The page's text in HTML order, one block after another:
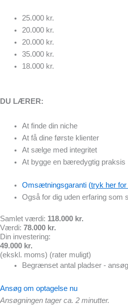
25.000 kr.
20.000 kr.
20.000 kr.
35.000 kr.
18.000 kr.
DU LÆRER:
At finde din niche
At få dine første klienter
At sælge med integritet
At bygge en bæredygtig praksis
Omsætningsgaranti (tryk her
Også for dig uden erfaring som
Samlet værdi: 118.000 kr.
Værdi: 78.000 kr.
Din investering:
49.000 kr.
(ekskl. moms) (rater muligt)
Begrænset antal pladser -
Ansøg om optagelse nu
Ansøgningen tager ca. 2 minutter.